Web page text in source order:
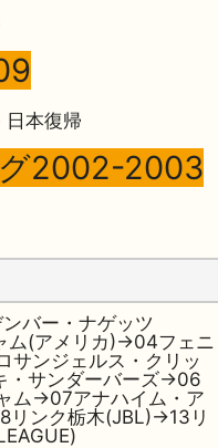
日本復帰
2002-2003
バー・ナゲッツ
ム(アメリカ)→04フェニ
ンジェルス・クリッ
・サンダーバーズ→06
ム→07アナハイム・ア
リンク栃木(JBL)→13リ